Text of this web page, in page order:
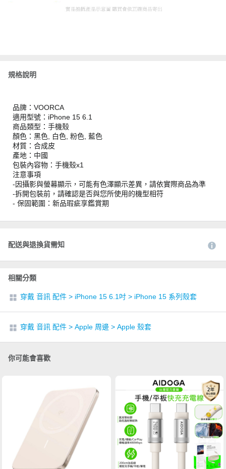
規格說明
品牌：VOORCA
適用型號：iPhone 15 6.1
商品類型：手機殼
顏色：黑色, 白色, 粉色, 藍色
材質：合成皮
產地：中國
包裝內容物：手機殼x1
注意事項
-因攝影與螢幕顯示，可能有色澤顯示差異，請依實際商品為準
-拆開包裝前，請確認是否與您所使用的機型相符
- 保固範圍：新品瑕疵享鑑賞期
配送與退換貨需知
相關分類
穿戴 音訊 配件 > iPhone 15 6.1吋 > iPhone 15 系列殼套
穿戴 音訊 配件 > Apple 周邊 > Apple 殼套
你可能會喜歡